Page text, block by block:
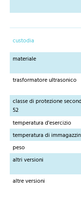
custodia
materiale
trasformatore ultrasonico
classe di protezione
52
temperatura d'esercizio
temperatura di
peso
altri versioni
altre versioni